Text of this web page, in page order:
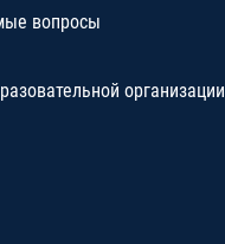
вопросы
организации